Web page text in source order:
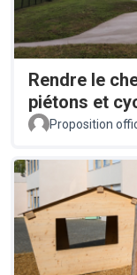
Rendre le
piétons et
Proposition